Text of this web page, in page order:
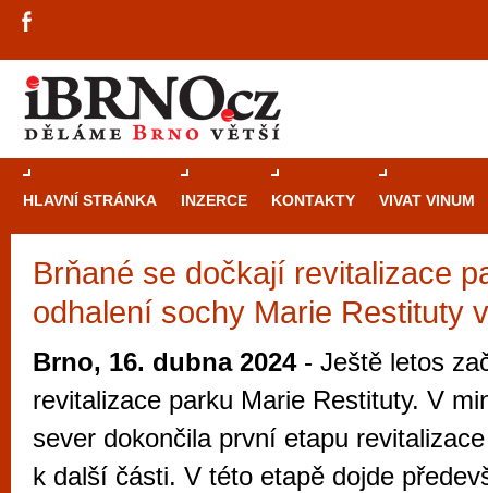
HLAVNÍ STRÁNKA INZERCE KONTAKTY VIVAT VINUM
Brňané se dočkají revitalizace
odhalení sochy Marie Restituty
Brno, 16. dubna 2024- Ještě letos
revitalizace parku Marie Restituty. V
sever dokončila první etapu
k další části. V této etapě dojde
Průvodce
Brně: Od
Brno je
zajímavé
restaurace,
Mimo jiné je ale také místem, kde si